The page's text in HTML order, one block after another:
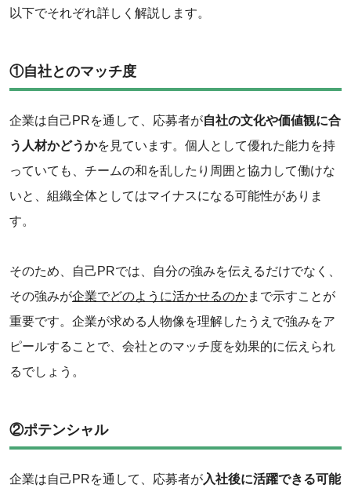
以下でそれぞれ詳しく解説します。
①自社とのマッチ度
企業は自己PRを通して、応募者が自社の文化や価値観に合
う人材かどうかを見ています。個人として優れた能力を持
っていても、チームの和を乱したり周囲と協力して働けな
いと、組織全体としてはマイナスになる可能性がありま
す。
そのため、自己PRでは、自分の強みを伝えるだけでなく、
その強みが企業でどのように活かせるのかまで示すことが
重要です。企業が求める人物像を理解したうえで強みをア
ピールすることで、会社とのマッチ度を効果的に伝えられ
るでしょう。
②ポテンシャル
企業は自己PRを通して、応募者が入社後に活躍できる可能